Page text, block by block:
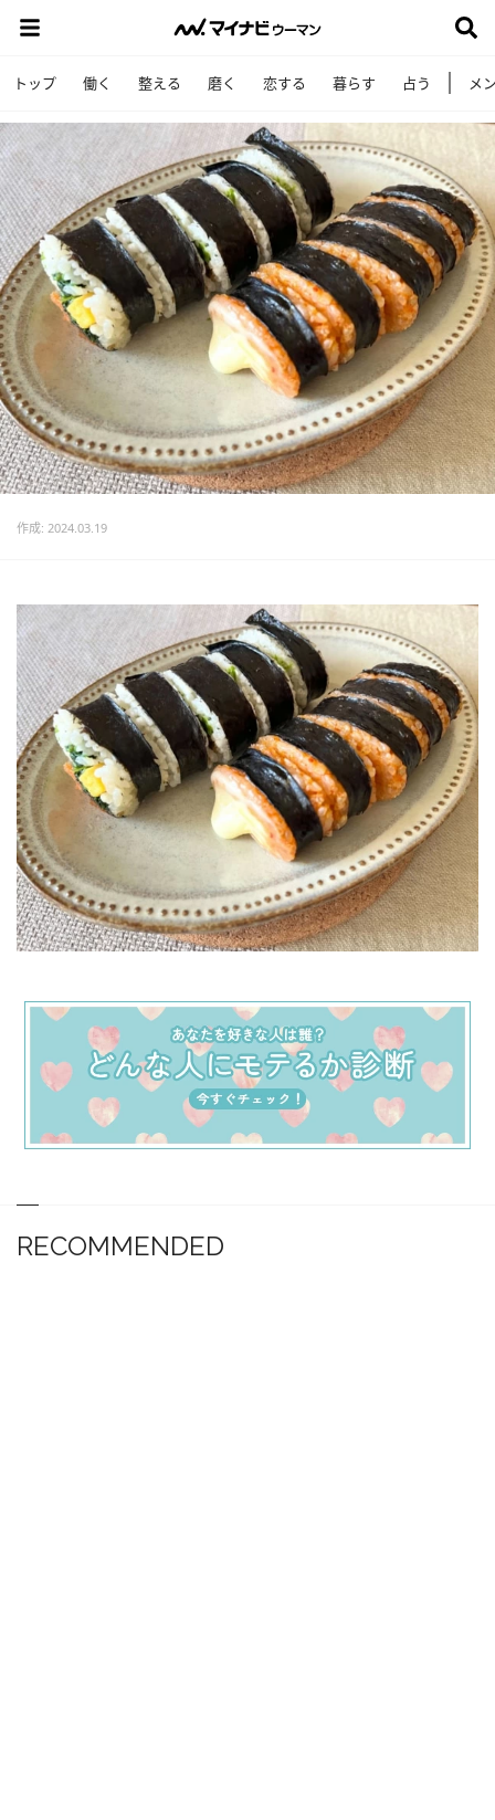
トップ 働く 整える 磨く 恋する 暮らす 占う メ
作成: 2024.03.19
RECOMMENDED